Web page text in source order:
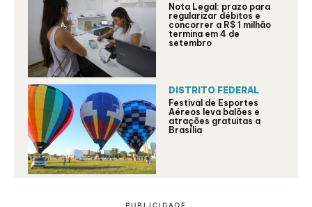
Nota Legal: prazo para
regularizar débitos e
concorrer a R$ 1 milhão
termina em 4 de
setembro
DISTRITO FEDERAL
Festival de Esportes
Aéreos leva balões e
atrações gratuitas a
Brasília